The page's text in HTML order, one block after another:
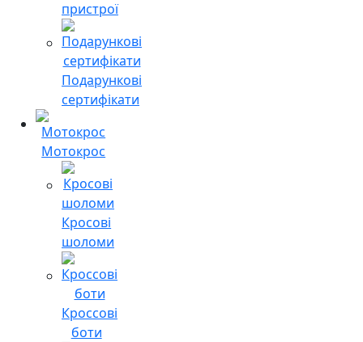
пристрої
Подарункові
сертифікати
Мотокрос
Кросові
шоломи
Кроссові
боти